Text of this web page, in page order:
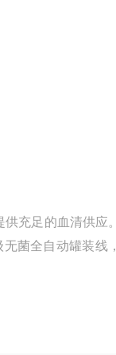
供充足的血清供应
菌全自动罐装线